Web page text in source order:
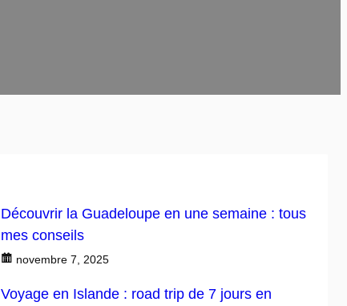
Découvrir la Guadeloupe en une semaine : tous
mes conseils
novembre 7, 2025
Voyage en Islande : road trip de 7 jours en